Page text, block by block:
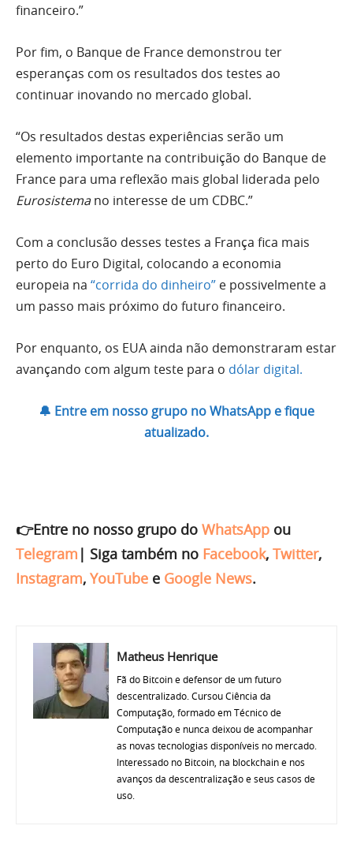
financeiro.”
Por fim, o Banque de France demonstrou ter
esperanças com os resultados dos testes ao
continuar inovando no mercado global.
“Os resultados destas experiências serão um
elemento importante na contribuição do Banque de
France para uma reflexão mais global liderada pelo
Eurosistemano interesse de um CDBC.”
Com a conclusão desses testes a França fica mais
perto do Euro Digital, colocando a economia
europeia na “corrida do dinheiro” e possivelmente a
um passo mais próximo do futuro financeiro.
Por enquanto, os EUA ainda não demonstraram estar
avançando com algum teste para o dólar digital.
🔔 Entre em nosso grupo no WhatsApp e fique
atualizado.
👉Entre no nosso grupo do WhatsApp ou
Telegram | Siga também no Facebook, Twitter,
Instagram, YouTube e Google News.
Matheus Henrique
Fã do Bitcoin e defensor de um futuro
descentralizado. Cursou Ciência da
Computação, formado em Técnico de
Computação e nunca deixou de acompanhar
as novas tecnologias disponíveis no mercado.
Interessado no Bitcoin, na blockchain e nos
avanços da descentralização e seus casos de
uso.